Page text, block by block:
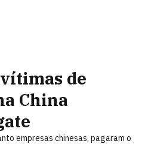
de
China
empresas chinesas, pagaram o